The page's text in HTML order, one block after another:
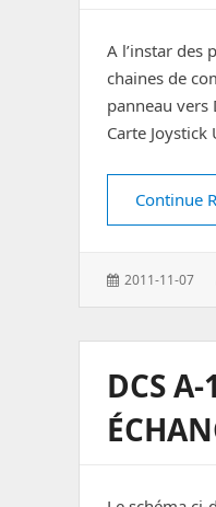
A l’instar des
chaines de
panneau vers
Carte Joystick
Continue
Posted
2011-11-07
DCS